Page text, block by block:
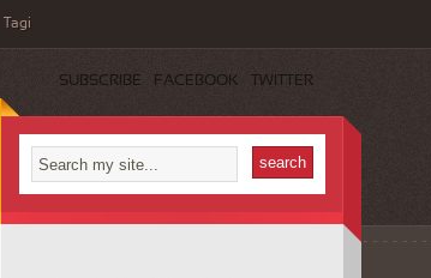
Tagi
SUBSCRIBE FACEBOOK TWITTER